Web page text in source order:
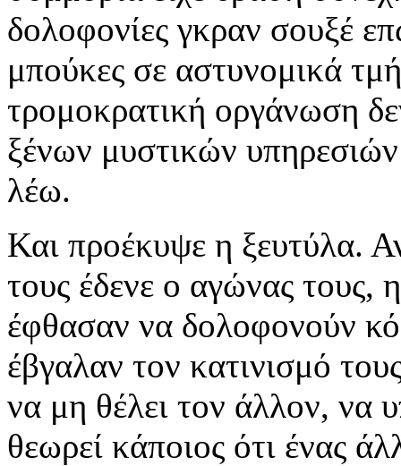
δολοφονίες γκραν σουξέ
μπούκες σε αστυνομικά
τρομοκρατική οργάνωση
ξένων μυστικών
λέω.
Και προέκυψε η ξευτύλα.
τους έδενε ο αγώνας τους,
έφθασαν να δολοφονούν
έβγαλαν τον κατινισμό
να μη θέλει τον άλλον,
θεωρεί κάποιος ότι ένας